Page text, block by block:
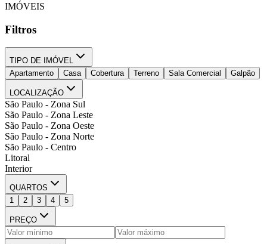
IMÓVEIS
Filtros
TIPO DE IMÓVEL
Apartamento
Casa Cobertura Terreno Sala Comercial Galpão
LOCALIZAÇÃO
São Paulo - Zona Sul
São Paulo - Zona Leste
São Paulo - Zona Oeste
São Paulo - Zona Norte
São Paulo - Centro
Litoral
Interior
QUARTOS
1
2 3 4 5
PREÇO